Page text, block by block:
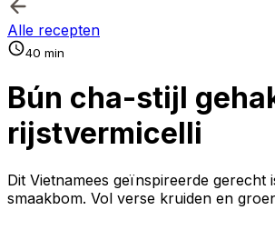
Alle recepten
40 min
Bún cha-stijl
rijstvermicelli
Dit Vietnamees geïnspireerde gerecht
smaakbom. Vol verse kruiden en